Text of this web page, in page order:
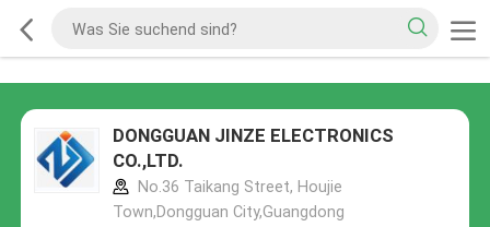
DONGGUAN JINZE ELECTRONICS
CO.,LTD.
No.36 Taikang Street, Houjie
Town,Dongguan City,Guangdong